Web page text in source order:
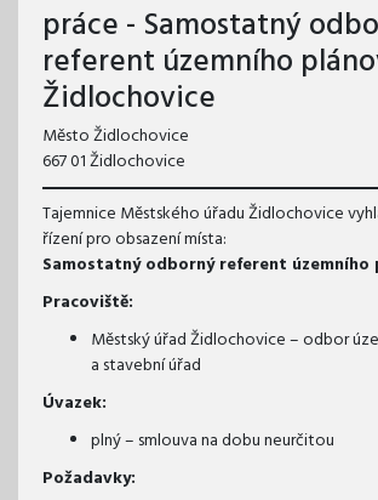
práce - Samostatný
referent územního
Židlochovice
Město Židlochovice
667 01 Židlochovice
Tajemnice Městského úřadu Židlochovice
řízení pro obsazení místa:
Samostatný odborný referent územního
Pracoviště:
Městský úřad Židlochovice – odbor
a stavební úřad
Úvazek:
plný – smlouva na dobu neurčitou
Požadavky: